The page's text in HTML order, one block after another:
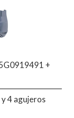
+
4 agujeros